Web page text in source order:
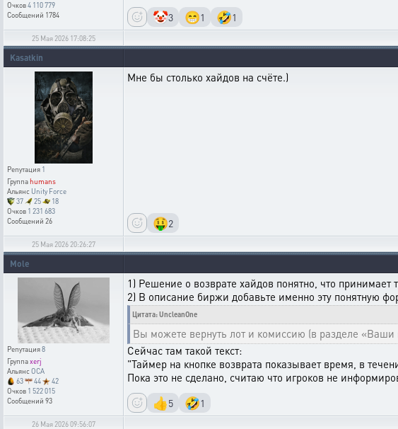
Очков4 110 779
Сообщений 1784 🤡3 😁1 🤣1
25 Мая 2026 17:08:25
Kasatkin
Репутация 1
Группаhumans
Альянс Unity Force
37
25
18
Очков 1 231 683
Сообщений 26
Мне бы столько хайдов на счёте.)
🤑2
25 Мая 2026 20:26:27
Mole
Репутация8
Группаxerj
АльянсOCA
63
44
42
Очков 1 522 015
Сообщений 93
1) Решение о возврате хайдов понятно, что принимает
2) В описание биржи добавьте именно эту понятную
Цитата: UncleanOne
Вы можете вернуть лот и комиссию (в разделе
Сейчас там такой текст:
"Таймер на кнопке возврата показывает время, в
Пока это не сделано, считаю что игроков не
👍5 🤣1
26 Мая 2026 09:56:07